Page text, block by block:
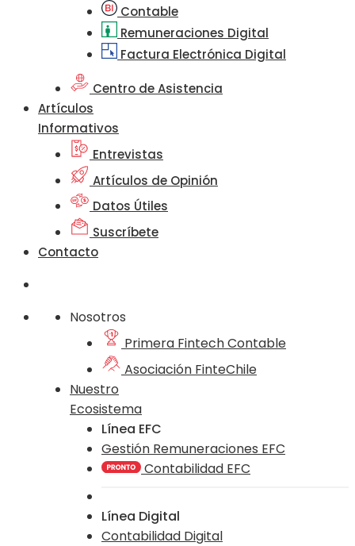
Contable
Remuneraciones Digital
Factura Electrónica Digital
Centro de Asistencia
Artículos
Informativos
Entrevistas
Artículos de Opinión
Datos Útiles
Suscríbete
Contacto
Nosotros
Primera Fintech Contable
Asociación FinteChile
Nuestro
Ecosistema
Línea EFC
Gestión Remuneraciones EFC
Contabilidad EFC
Línea Digital
Contabilidad Digital